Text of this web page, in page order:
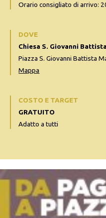
Orario consigliato di arrivo:
DOVE
Chiesa S. Giovanni Battista
Piazza S. Giovanni Battista
Mappa
COSTO E TARGET
GRATUITO
Adatto a tutti